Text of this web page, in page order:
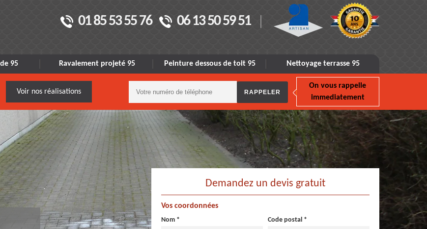
01 85 53 55 76 06 13 50 59 51
95 Ravalement projeté 95 Peinture dessous de toit 95 Nettoyage terrasse 95
Voir nos réalisations
On vous rappelle
immediatement
Demandez un devis gratuit
Vos coordonnées
Nom * Code postal *